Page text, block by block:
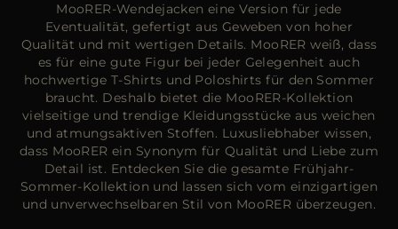
MooRER-Wendejacken eine Version für jede
Eventualität, gefertigt aus Geweben von hoher
Qualität und mit wertigen Details. MooRER weiß, dass
es für eine gute Figur bei jeder Gelegenheit auch
hochwertige T-Shirts und Poloshirts für den Sommer
braucht. Deshalb bietet die MooRER-Kollektion
vielseitige und trendige Kleidungsstücke aus weichen
und atmungsaktiven Stoffen. Luxusliebhaber wissen,
dass MooRER ein Synonym für Qualität und Liebe zum
Detail ist. Entdecken Sie die gesamte Frühjahr-
Sommer-Kollektion und lassen sich vom einzigartigen
und unverwechselbaren Stil von MooRER überzeugen.